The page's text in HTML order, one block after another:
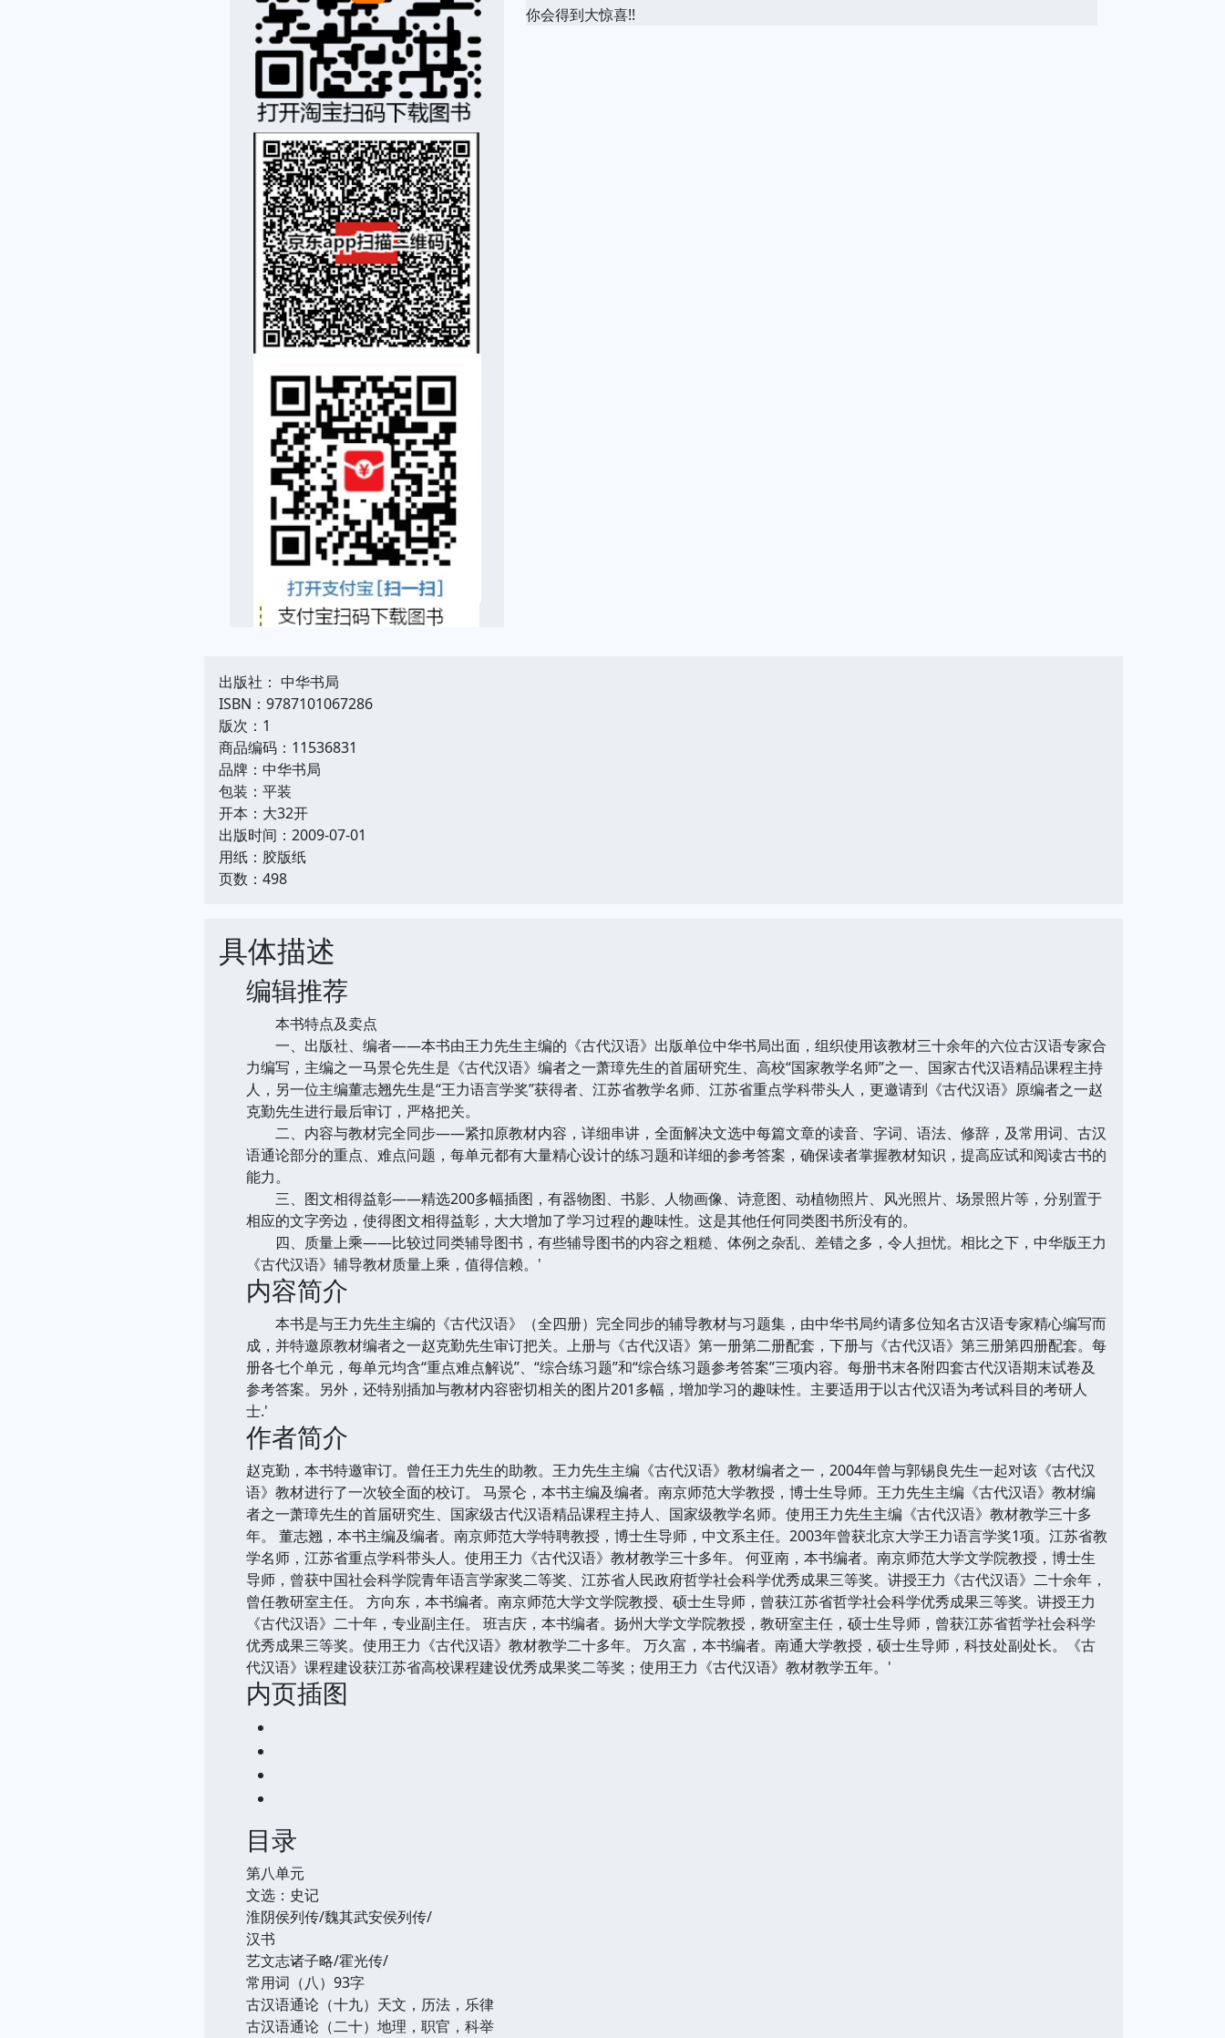
你会得到大惊喜!!
出版社： 中华书局
ISBN：9787101067286
版次：1
商品编码：11536831
品牌：中华书局
包装：平装
开本：大32开
出版时间：2009-07-01
用纸：胶版纸
页数：498
具体描述
编辑推荐
本书特点及卖点
一、出版社、编者——本书由王力先生主编的《古代汉语》出版单位中华书局出面，组织使用该教材三十余年的六位古汉语专家合
力编写，主编之一马景仑先生是《古代汉语》编者之一萧璋先生的首届研究生、高校“国家教学名师”之一、国家古代汉语精品课程主持
人，另一位主编董志翘先生是“王力语言学奖”获得者、江苏省教学名师、江苏省重点学科带头人，更邀请到《古代汉语》原编者之一赵
克勤先生进行最后审订，严格把关。
二、内容与教材完全同步——紧扣原教材内容，详细串讲，全面解决文选中每篇文章的读音、字词、语法、修辞，及常用词、古汉
语通论部分的重点、难点问题，每单元都有大量精心设计的练习题和详细的参考答案，确保读者掌握教材知识，提高应试和阅读古书的
能力。
三、图文相得益彰——精选200多幅插图，有器物图、书影、人物画像、诗意图、动植物照片、风光照片、场景照片等，分别置于
相应的文字旁边，使得图文相得益彰，大大增加了学习过程的趣味性。这是其他任何同类图书所没有的。
四、质量上乘——比较过同类辅导图书，有些辅导图书的内容之粗糙、体例之杂乱、差错之多，令人担忧。相比之下，中华版王力
《古代汉语》辅导教材质量上乘，值得信赖。'
内容简介
本书是与王力先生主编的《古代汉语》（全四册）完全同步的辅导教材与习题集，由中华书局约请多位知名古汉语专家精心编写而
成，并特邀原教材编者之一赵克勤先生审订把关。上册与《古代汉语》第一册第二册配套，下册与《古代汉语》第三册第四册配套。每
册各七个单元，每单元均含“重点难点解说”、“综合练习题”和“综合练习题参考答案”三项内容。每册书末各附四套古代汉语期末试卷及
参考答案。另外，还特别插加与教材内容密切相关的图片201多幅，增加学习的趣味性。主要适用于以古代汉语为考试科目的考研人
士.'
作者简介
赵克勤，本书特邀审订。曾任王力先生的助教。王力先生主编《古代汉语》教材编者之一，2004年曾与郭锡良先生一起对该《古代汉
语》教材进行了一次较全面的校订。 马景仑，本书主编及编者。南京师范大学教授，博士生导师。王力先生主编《古代汉语》教材编
者之一萧璋先生的首届研究生、国家级古代汉语精品课程主持人、国家级教学名师。使用王力先生主编《古代汉语》教材教学三十多
年。 董志翘，本书主编及编者。南京师范大学特聘教授，博士生导师，中文系主任。2003年曾获北京大学王力语言学奖1项。江苏省教
学名师，江苏省重点学科带头人。使用王力《古代汉语》教材教学三十多年。 何亚南，本书编者。南京师范大学文学院教授，博士生
导师，曾获中国社会科学院青年语言学家奖二等奖、江苏省人民政府哲学社会科学优秀成果三等奖。讲授王力《古代汉语》二十余年，
曾任教研室主任。 方向东，本书编者。南京师范大学文学院教授、硕士生导师，曾获江苏省哲学社会科学优秀成果三等奖。讲授王力
《古代汉语》二十年，专业副主任。 班吉庆，本书编者。扬州大学文学院教授，教研室主任，硕士生导师，曾获江苏省哲学社会科学
优秀成果三等奖。使用王力《古代汉语》教材教学二十多年。 万久富，本书编者。南通大学教授，硕士生导师，科技处副处长。《古
代汉语》课程建设获江苏省高校课程建设优秀成果奖二等奖；使用王力《古代汉语》教材教学五年。'
内页插图
目录
第八单元
文选：史记
淮阴侯列传/魏其武安侯列传/
汉书
艺文志诸子略/霍光传/
常用词（八）93字
古汉语通论（十九）天文，历法，乐律
古汉语通论（二十）地理，职官，科举